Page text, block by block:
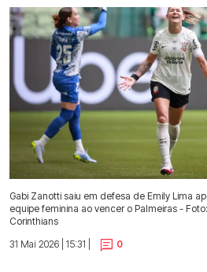
Gabi Zanotti saiu em defesa de Emily Lima
equipe feminina ao vencer o Palmeiras -
Corinthians
31 Mai 2026 | 15:31 |
0